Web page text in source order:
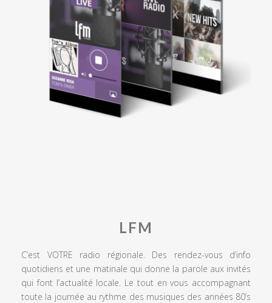
LFM
C’est VOTRE radio régionale. Des rendez-vous d’info
quotidiens et une matinale qui donne la parole aux invités
qui font l’actualité locale. Le tout en vous accompagnant
toute la journée au rythme des musiques des années 80’s